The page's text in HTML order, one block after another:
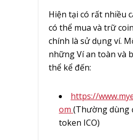
Hiện tại có rất nhiều
có thể mua và trữ
chính là sử dụng ví.
những Ví an toàn và
thể kể đến:
https://
om (Thường dùng
token ICO)